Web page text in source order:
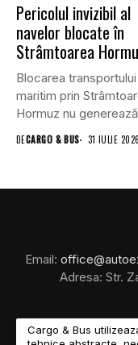
Pericolul invizibil al
navelor blocate în
Strâmtoarea
Blocarea transportului
maritim prin
Hormuz nu
efecte economice și...
DECARGO & BUS 31 IULIE 2026
Email:
Adresa: Str.
Cargo & Bus